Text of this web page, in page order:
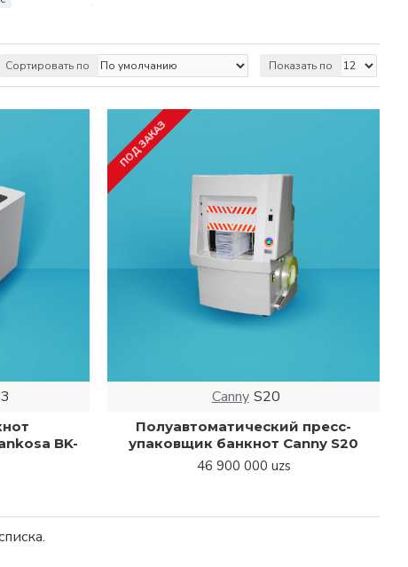
банкнот производителей
Julong,
которым необходимо упаковывать и обандероливать
городе Узбекистана,
оборудования. Мы предоставляем компактные
а также промышленные обандероливатели и
пачки по 1000 банкнот. Эти устройства помогут
средств. Выберите надежные
в каталоге
CashExpert.uz
Сортировать по Показать по
BK-
ПОД ЗАКАЗ
Canny S20
Полуавтоматический пресс-
упаковщик банкнот Canny S20
46 900 000 uzs